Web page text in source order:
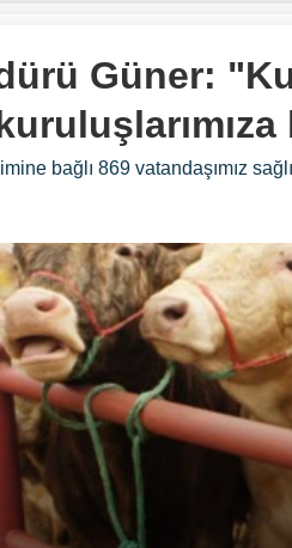
Güner:
bağlı 869 vatandaşımız